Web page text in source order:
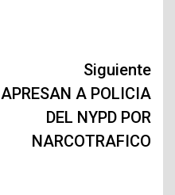
Siguiente
APRESAN A POLICIA
DEL NYPD POR
NARCOTRAFICO